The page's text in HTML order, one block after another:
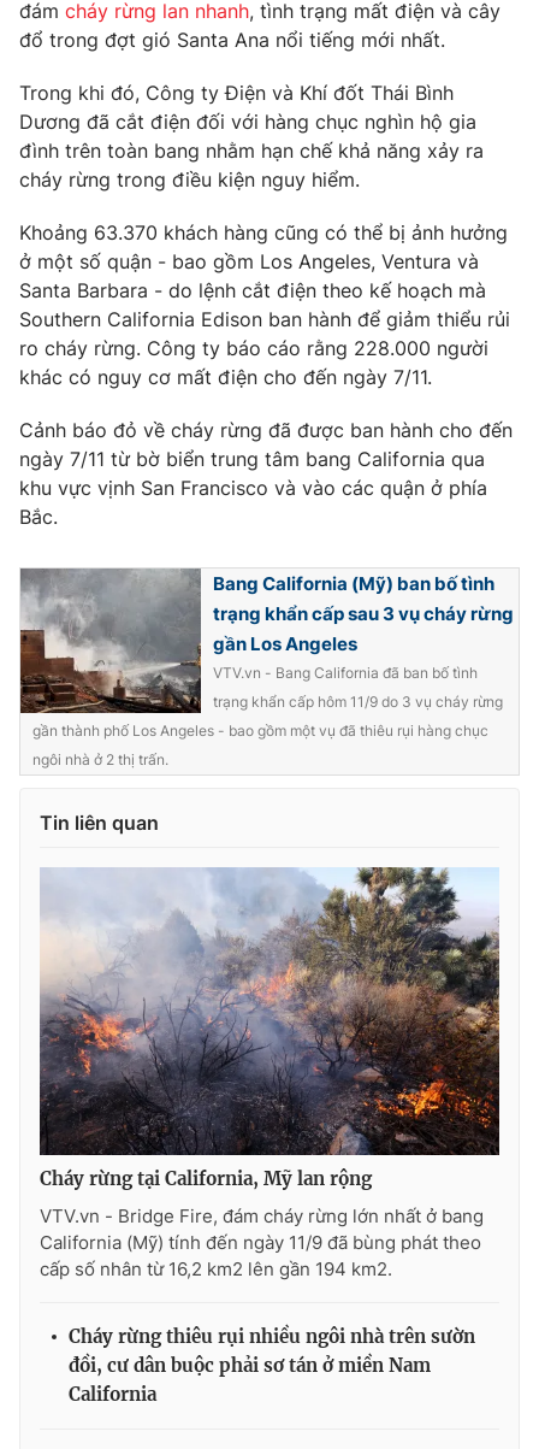
đám cháy rừng lan nhanh, tình trạng mất điện và cây
đổ trong đợt gió Santa Ana nổi tiếng mới nhất.
Trong khi đó, Công ty Điện và Khí đốt Thái Bình
Dương đã cắt điện đối với hàng chục nghìn hộ gia
đình trên toàn bang nhằm hạn chế khả năng xảy ra
cháy rừng trong điều kiện nguy hiểm.
Khoảng 63.370 khách hàng cũng có thể bị ảnh hưởng
ở một số quận - bao gồm Los Angeles, Ventura và
Santa Barbara - do lệnh cắt điện theo kế hoạch mà
Southern California Edison ban hành để giảm thiểu rủi
ro cháy rừng. Công ty báo cáo rằng 228.000 người
khác có nguy cơ mất điện cho đến ngày 7/11.
Cảnh báo đỏ về cháy rừng đã được ban hành cho đến
ngày 7/11 từ bờ biển trung tâm bang California qua
khu vực vịnh San Francisco và vào các quận ở phía
Bắc.
Bang California (Mỹ) ban bố tình
trạng khẩn cấp sau 3 vụ cháy rừng
gần Los Angeles
VTV.vn - Bang California đã ban bố tình
trạng khẩn cấp hôm 11/9 do 3 vụ cháy rừng
gần thành phố Los Angeles - bao gồm một vụ đã thiêu rụi hàng chục
ngôi nhà ở 2 thị trấn.
Tin liên quan
Cháy rừng tại California, Mỹ lan rộng
VTV.vn - Bridge Fire, đám cháy rừng lớn nhất ở bang
California (Mỹ) tính đến ngày 11/9 đã bùng phát theo
cấp số nhân từ 16,2 km2 lên gần 194 km2.
Cháy rừng thiêu rụi nhiều ngôi nhà trên sườn
đồi, cư dân buộc phải sơ tán ở miền Nam
California